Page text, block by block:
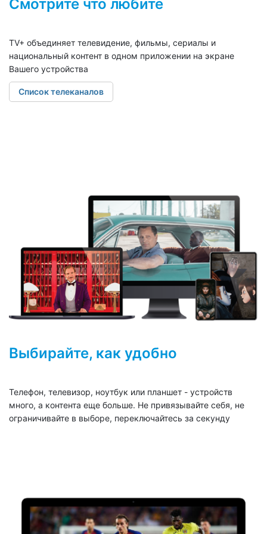
Смотрите что любите
TV+ объединяет телевидение, фильмы, сериалы и
национальный контент в одном приложении на экране
Вашего устройства
Список телеканалов
Выбирайте, как удобно
Телефон, телевизор, ноутбук или планшет - устройств
много, а контента еще больше. Не привязывайте себя, не
ограничивайте в выборе, переключайтесь за секунду